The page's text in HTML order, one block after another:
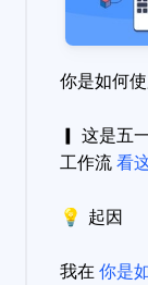
你是如何
▎ 这是五
工作流看
💡 起因
我在 你是